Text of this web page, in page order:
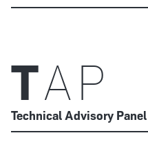
TAP
Technical Advisory Panel